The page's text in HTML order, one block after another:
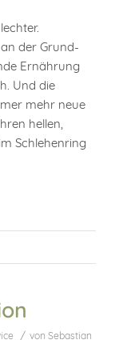
der Grund-
Ernährung
Und die
mehr neue
hellen,
Schlehenring
/ von Sebastian